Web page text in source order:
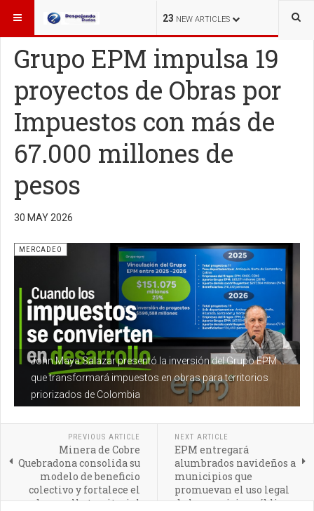
23 NEW ARTICLES
ESTÁ AQUÍ: MERCADEO
Grupo EPM impulsa 19
proyectos de Obras por
Impuestos con más de
67.000 millones de
pesos
30 MAY 2026
John Maya Salazar presentó la inversión del Grupo EPM
que transformará impuestos en obras para territorios
priorizados de Colombia
MERCADEO
PREVIOUS ARTICLE
Minera de Cobre
Quebradona consolida su
modelo de beneficio
colectivo y fortalece el
desarrollo territorial
NEXT ARTICLE
EPM entregará
alumbrados navideños a
municipios que
promuevan el uso legal
de los servicios públicos